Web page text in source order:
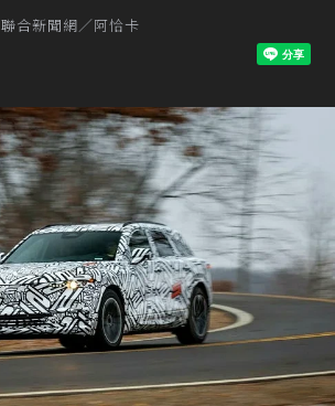
聯合新聞網／阿恰卡